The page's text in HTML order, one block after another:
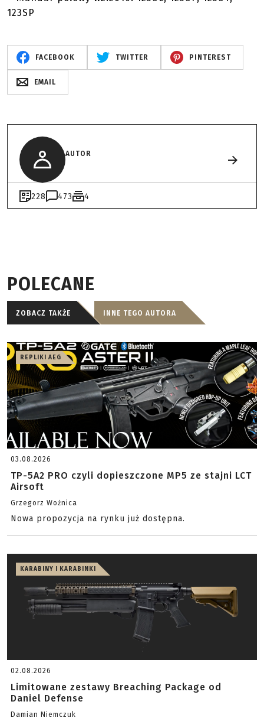
FACEBOOK TWITTER PINTEREST
EMAIL
AUTOR
228 473 4
POLECANE
ZOBACZ TAKŻE INNE TEGO AUTORA
REPLIKI AEG
03.08.2026
TP-5A2 PRO czyli dopieszczone MP5 ze stajni LCT
Airsoft
Grzegorz Woźnica
Nowa propozycja na rynku już dostępna.
KARABINY I KARABINKI
02.08.2026
Limitowane zestawy Breaching Package od
Daniel Defense
Damian Niemczuk